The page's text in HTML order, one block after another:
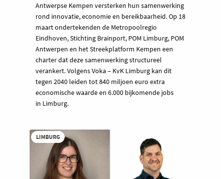
Antwerpse Kempen versterken hun samenwerking
rond innovatie, economie en bereikbaarheid. Op 18
maart ondertekenden de Metropoolregio
Eindhoven, Stichting Brainport, POM Limburg, POM
Antwerpen en het Streekplatform Kempen een
charter dat deze samenwerking structureel
verankert. Volgens Voka – KvK Limburg kan dit
tegen 2040 leiden tot 840 miljoen euro extra
economische waarde en 6.000 bijkomende jobs
in Limburg.
LIMBURG